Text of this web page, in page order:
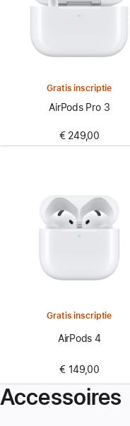
Gratis inscriptie
AirPods Pro 3
€ 249,00
Gratis inscriptie
AirPods 4
€ 149,00
Accessoires